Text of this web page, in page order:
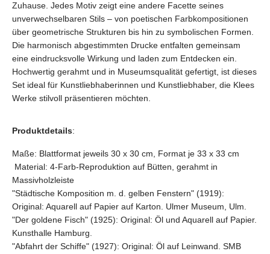
Zuhause. Jedes Motiv zeigt eine andere Facette seines
unverwechselbaren Stils – von poetischen Farbkompositionen
über geometrische Strukturen bis hin zu symbolischen Formen.
Die harmonisch abgestimmten Drucke entfalten gemeinsam
eine eindrucksvolle Wirkung und laden zum Entdecken ein.
Hochwertig gerahmt und in Museumsqualität gefertigt, ist dieses
Set ideal für Kunstliebhaberinnen und Kunstliebhaber, die Klees
Werke stilvoll präsentieren möchten.
Produktdetails:
Maße: Blattformat jeweils 30 x 30 cm, Format je 33 x 33 cm
Material: 4-Farb-Reproduktion auf Bütten, gerahmt in
Massivholzleiste
"Städtische Komposition m. d. gelben Fenstern" (1919):
Original: Aquarell auf Papier auf Karton. Ulmer Museum, Ulm.
"Der goldene Fisch" (1925): Original: Öl und Aquarell auf Papier.
Kunsthalle Hamburg.
"Abfahrt der Schiffe" (1927): Original: Öl auf Leinwand. SMB